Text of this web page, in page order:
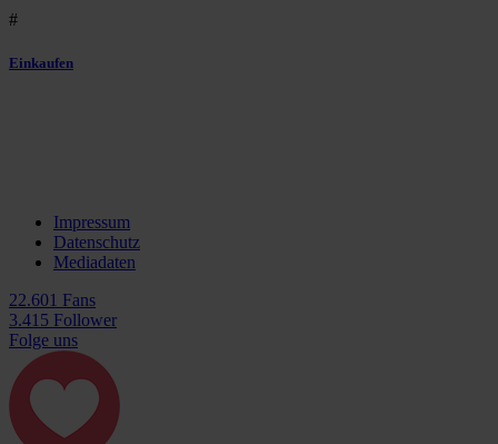
#
Einkaufen
Impressum
Datenschutz
Mediadaten
22.601 Fans
3.415 Follower
Folge uns